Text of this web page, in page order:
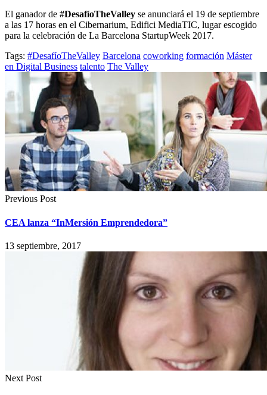
El ganador de #DesafíoTheValley se anunciará el 19 de septiembre
a las 17 horas en el Cibernarium, Edifici MediaTIC, lugar escogido
para la celebración de La Barcelona StartupWeek 2017.
Tags: #DesafíoTheValley Barcelona coworking formación Máster
en Digital Business talento The Valley
Previous Post
CEA lanza “InMersión Emprendedora”
13 septiembre, 2017
Next Post